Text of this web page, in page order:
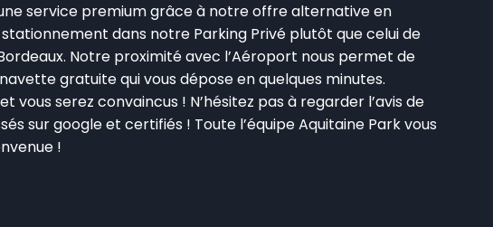
service premium grâce à notre offre alternative en
dans notre Parking Privé plutôt que celui de
Notre proximité avec l’Aéroport nous permet de
gratuite qui vous dépose en quelques minutes.
vous serez convaincus ! N’hésitez pas à regarder l’avis de
sur google et certifiés ! Toute l’équipe Aquitaine Park vous
!